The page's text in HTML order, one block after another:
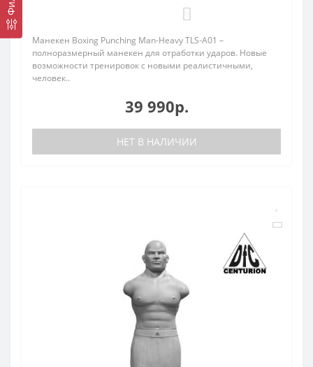
Манекен Boxing Punching Man-Heavy TLS-A01 –
полноразмерный манекен для отработки ударов. Новые
возможности тренировок с новыми реалистичными,
человек..
39 990р.
НЕТ В НАЛИЧИИ